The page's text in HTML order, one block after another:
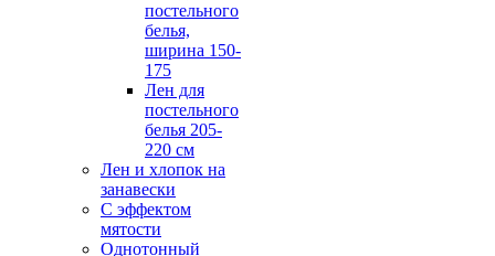
постельного
белья,
ширина 150-
175
Лен для
постельного
белья 205-
220 см
Лен и хлопок на
занавески
С эффектом
мятости
Однотонный